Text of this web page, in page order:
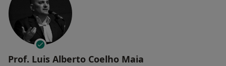
Prof. Luis Alberto Coelho Maia